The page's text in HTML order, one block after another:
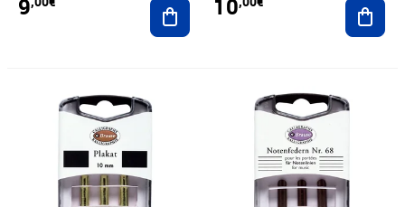
9 10
Prix 10,01€ Prix 14,37€